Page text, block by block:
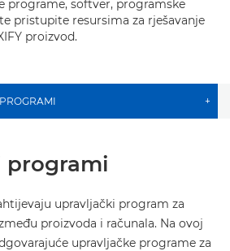
programe, softver, programske
pristupite resursima za rješavanje
proizvod.
+
programi
upravljački program za
proizvoda i računala. Na ovoj
upravljačke programe za